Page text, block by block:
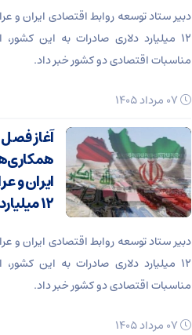
دبیر ستاد توسعه روابط اقتصادی ایران و
۱۲ میلیارد دلاری صادرات به این
مناسبات اقتصادی دو کشور خبر داد.
آغاز
ایران و
۱۲ میلیارد دلاری
دبیر ستاد توسعه روابط اقتصادی ایران و
۱۲ میلیارد دلاری صادرات به این
مناسبات اقتصادی دو کشور خبر داد.